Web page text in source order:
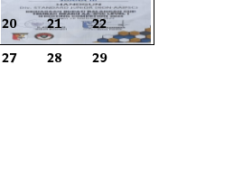
20 21 22
27 28 29